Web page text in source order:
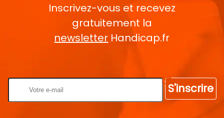
Inscrivez-vous et recevez
gratuitement la
newsletter Handicap.fr
S'inscrire